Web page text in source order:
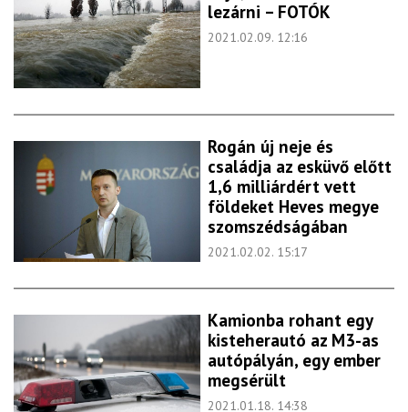
lezárni – FOTÓK
2021.02.09. 12:16
Rogán új neje és
családja az esküvő előtt
1,6 milliárdért vett
földeket Heves megye
szomszédságában
2021.02.02. 15:17
Kamionba rohant egy
kisteherautó az M3-as
autópályán, egy ember
megsérült
2021.01.18. 14:38